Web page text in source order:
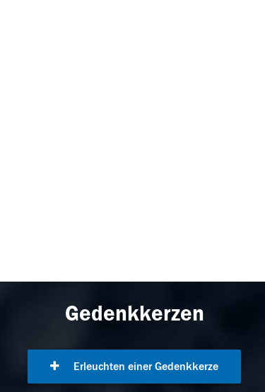
Gedenkkerzen
Erleuchten einer Gedenkkerze